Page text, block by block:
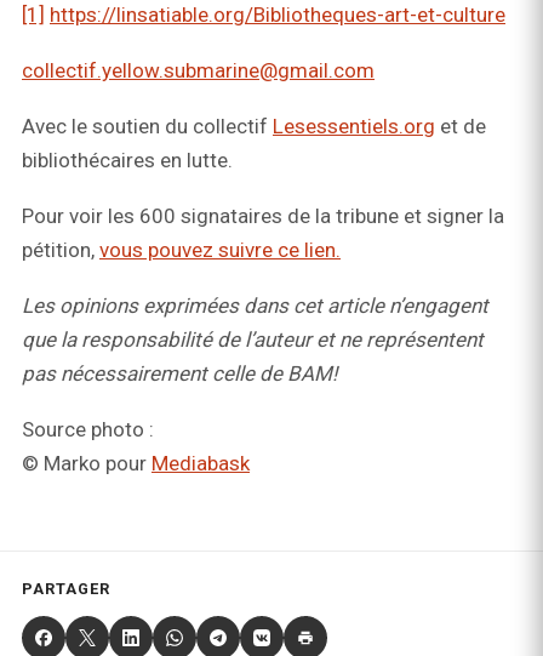
[1] https://linsatiable.org/Bibliotheques-art-et-culture
collectif.yellow.submarine@gmail.com
Avec le soutien du collectif Lesessentiels.org et de
bibliothécaires en lutte.
Pour voir les 600 signataires de la tribune et signer la
pétition, vous pouvez suivre ce lien.
Les opinions exprimées dans cet article n’engagent
que la responsabilité de l’auteur et ne représentent
pas nécessairement celle de BAM!
Source photo :
© Marko pour Mediabask
PARTAGER